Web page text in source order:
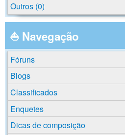
Outros (0)
⛵ Navegação
Fóruns
Blogs
Classificados
Enquetes
Dicas de composição